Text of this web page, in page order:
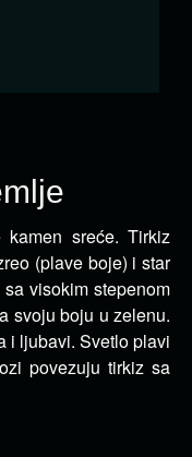
sreće. Tirkiz
(plave boje) i star
visokim stepenom
svoju boju u zelenu.
i ljubavi. Svetlo plavi
povezuju tirkiz sa